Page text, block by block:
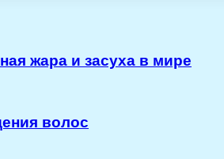
жара и засуха в мире
волос